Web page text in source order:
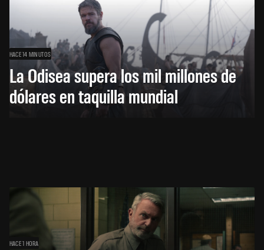
HACE 14 MINUTOS
La Odisea supera los mil millones de
dólares en taquilla mundial
HACE 1 HORA